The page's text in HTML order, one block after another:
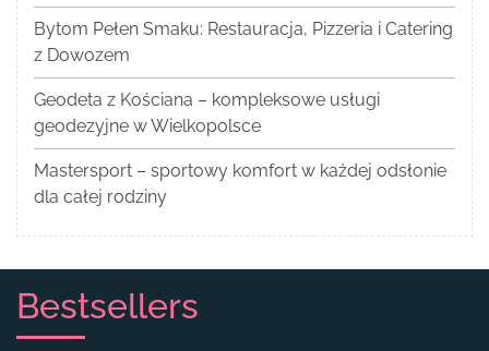
Bytom Pełen Smaku: Restauracja, Pizzeria i Catering
z Dowozem
Geodeta z Kościana – kompleksowe usługi
geodezyjne w Wielkopolsce
Mastersport – sportowy komfort w każdej odsłonie
dla całej rodziny
Bestsellers